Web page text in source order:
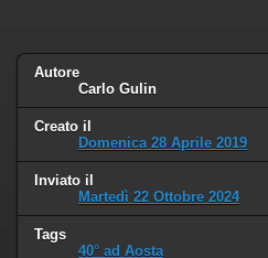
Autore
Carlo Gulin
Creato il
Domenica 28 Aprile 2019
Inviato il
Martedì 22 Ottobre 2024
Tags
40° ad Aosta